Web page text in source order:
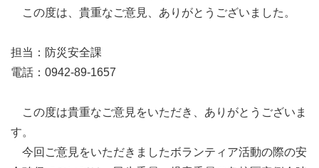
この度は、貴重なご意見、ありがとうございました。
担当：防災安全課
電話：0942-89-1657
この度は貴重なご意見をいただき、ありがとうございま
す。
今回ご意見をいただきましたボランティア活動の際の安